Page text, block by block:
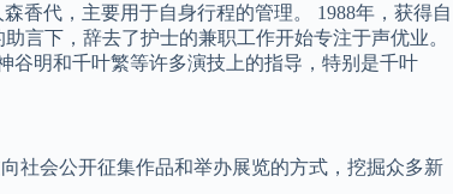
香代，主要用于自身行程的管理。 1988年，获得自
言下，辞去了护士的兼职工作开始专注于声优业。
谷明和千叶繁等许多演技上的指导，特别是千叶
社会公开征集作品和举办展览的方式，挖掘众多新